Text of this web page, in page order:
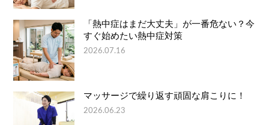
「熱中症はまだ大丈夫」が一番危ない？今
すぐ始めたい熱中症対策
2026.07.16
マッサージで繰り返す頑固な肩こりに！
2026.06.23